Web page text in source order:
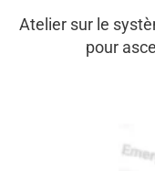
Atelier sur le
pour